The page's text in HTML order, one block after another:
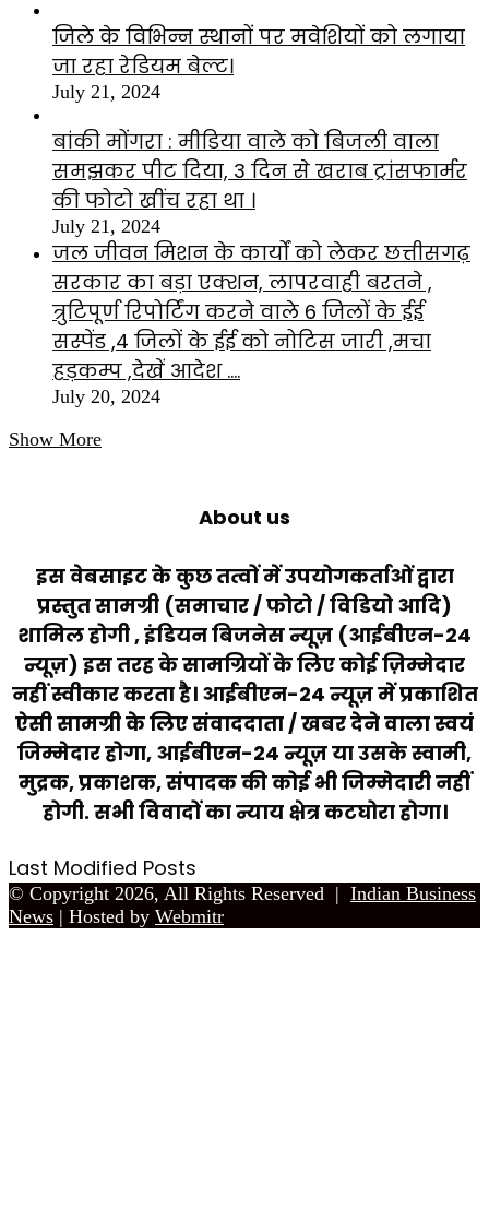
जिले के विभिन्न स्थानों पर मवेशियों को लगाया
जा रहा रेडियम बेल्ट।
July 21, 2024
बांकी मोंगरा : मीडिया वाले को बिजली वाला
समझकर पीट दिया, 3 दिन से खराब ट्रांसफार्मर
की फोटो खींच रहा था ।
July 21, 2024
जल जीवन मिशन के कार्यों को लेकर छत्तीसगढ़
सरकार का बड़ा एक्शन, लापरवाही बरतने ,
त्रुटिपूर्ण रिपोर्टिंग करने वाले 6 जिलों के ईई
सस्पेंड ,4 जिलों के ईई को नोटिस जारी ,मचा
हड़कम्प ,देखें आदेश ….
July 20, 2024
Show More
About us
इस वेबसाइट के कुछ तत्वों में उपयोगकर्ताओं द्वारा
प्रस्तुत सामग्री (समाचार / फोटो / विडियो आदि)
शामिल होगी , इंडियन बिजनेस न्यूज़ (आईबीएन-24
न्यूज़) इस तरह के सामग्रियों के लिए कोई ज़िम्मेदार
नहीं स्वीकार करता है। आईबीएन-24 न्यूज़ में प्रकाशित
ऐसी सामग्री के लिए संवाददाता / खबर देने वाला स्वयं
जिम्मेदार होगा, आईबीएन-24 न्यूज़ या उसके स्वामी,
मुद्रक, प्रकाशक, संपादक की कोई भी जिम्मेदारी नहीं
होगी. सभी विवादों का न्याय क्षेत्र कटघोरा होगा।
Last Modified Posts
© Copyright 2026, All Rights Reserved | Indian Business
News | Hosted by Webmitr